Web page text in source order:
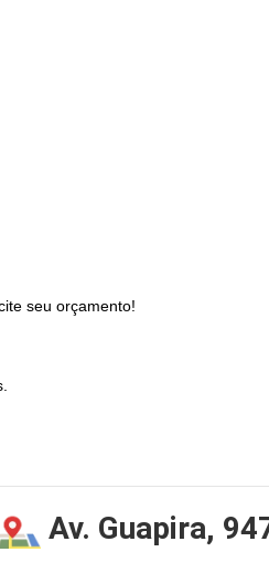
seu orçamento!
Av. Guapira,